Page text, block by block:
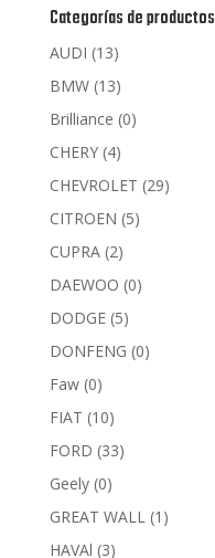
Categorías de productos
AUDI (13)
BMW (13)
Brilliance (0)
CHERY (4)
CHEVROLET (29)
CITROEN (5)
CUPRA (2)
DAEWOO (0)
DODGE (5)
DONFENG (0)
Faw (0)
FIAT (10)
FORD (33)
Geely (0)
GREAT WALL (1)
HAVAl (3)